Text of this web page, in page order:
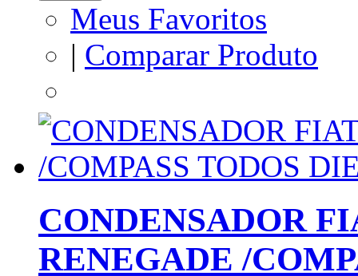
Meus Favoritos
| Comparar Produto
CONDENSADOR
RENEGADE /